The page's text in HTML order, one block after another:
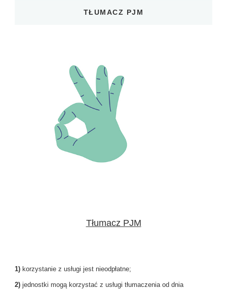
TŁUMACZ PJM
Tłumacz PJM
1) korzystanie z usługi jest nieodpłatne;
2) jednostki mogą korzystać z usługi tłumaczenia od dnia